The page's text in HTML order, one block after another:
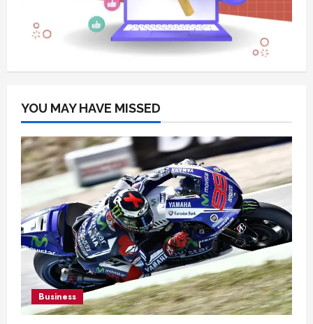
YOU MAY HAVE MISSED
Business